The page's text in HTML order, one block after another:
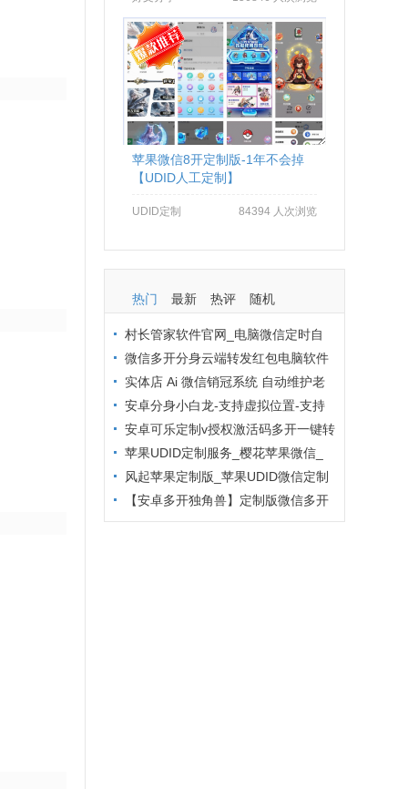
苹果微信8开定制版-1年不会掉
【UDID人工定制】
UDID定制 84394 人次浏览
热门 最新 热评 随机
村长管家软件官网_电脑微信定时自
动群发软件_村长管家微信营销
微信多开分身云端转发红包电脑软件
拒绝封号办法：从操作到环境全流程避
坑
实体店 Ai 微信销冠系统 自动维护老
客户 24 小时在线客服解决方案
安卓分身小白龙-支持虚拟位置-支持
主题更换
安卓可乐定制v授权激活码多开一键转
发苹果UDID定制服务_樱花苹果微信_
定制多开专属版本
风起苹果定制版_苹果UDID微信定制
_微信分身定制服务
【安卓多开独角兽】定制版微信多开
防封6.2版本